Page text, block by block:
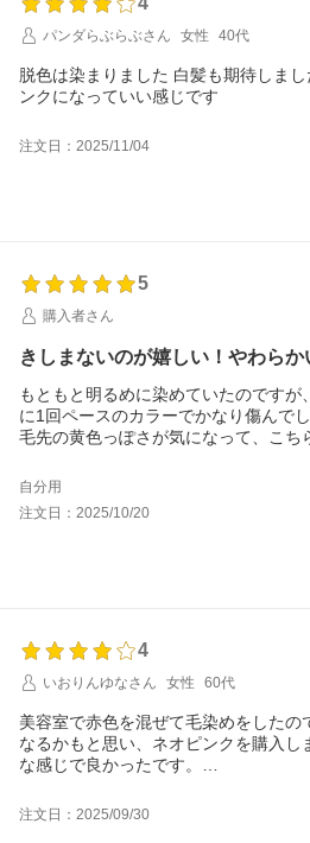
パンダらぶらぶさん
女性 40代
脱色は染まりました 白髪も期待しま
ンクになっていい感じです
注文日：2025/11/04
5
購入者さん
きしまないのが嬉しい！やわらか
もともと明るめに染めていたのですが
に1回ペースのカラーでかなり傷んで
毛先の黄色っぽさが気になって、こち
今5回ほど使いましたが、ほんのりピ
髪がなめらかです。買ってよかったで
自分用
注文日：2025/10/20
4
いおりんゆなさん
女性 60代
美容室で赤色を混ぜて毛染めをしたの
なるかもと思い、ネオピンクを購入し
な感じで良かったです。
ただ、年齢的に白髪が増えているの
り易かったです。なので、置く時間は
注文日：2025/09/30